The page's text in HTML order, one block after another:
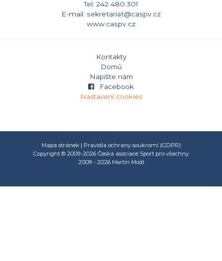
Tel: 242 480 301
E-mail: sekretariat@caspv.cz
www.caspv.cz
Kontakty
Domů
Napište nám
Facebook
Nastavení cookies
Mapa stránek | Pravidla ochrany soukromí (GDPR)
Copyright © 2009-2026 Česká asociace Sport pro všechny
2009 - 2026 Martin Modl